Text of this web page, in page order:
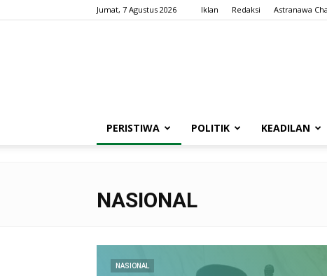
Jumat, 7 Agustus 2026 Iklan Redaksi Astranawa
PERISTIWA POLITIK KEADILAN
NASIONAL
NASIONAL